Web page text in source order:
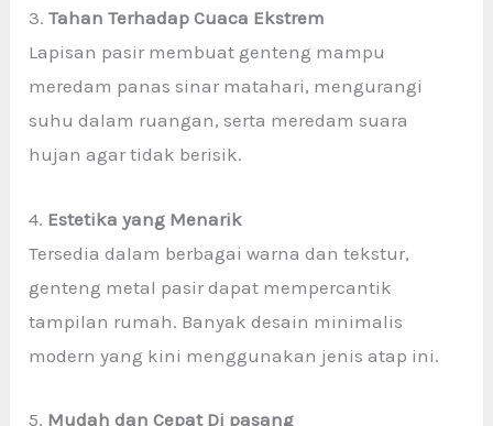
3.Tahan Terhadap Cuaca Ekstrem
Lapisan pasir membuat genteng mampu
meredam panas sinar matahari, mengurangi
suhu dalam ruangan, serta meredam suara
hujan agar tidak berisik.
4. Estetika yang Menarik
Tersedia dalam berbagai warna dan tekstur,
genteng metal pasir dapat mempercantik
tampilan rumah. Banyak desain minimalis
modern yang kini menggunakan jenis atap ini.
5. Mudah dan Cepat Di pasang